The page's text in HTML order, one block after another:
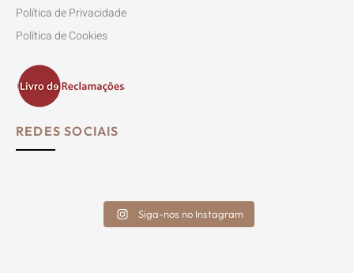
Política de Privacidade
Política de Cookies
REDES SOCIAIS
Siga-nos no Instagram